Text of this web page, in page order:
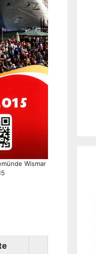
Wismar